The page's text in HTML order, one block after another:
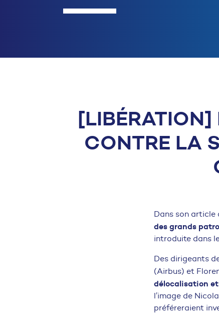
[LIBÉRATION]
CONTRE LA
Dans son article
des grands
introduite dans
Des dirigeants
(Airbus) et
délocalisation
l’image de
préféreraient